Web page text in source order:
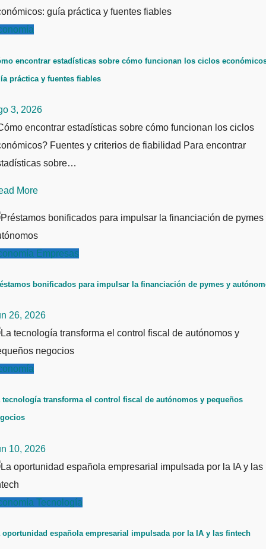
encontrar estadísticas sobre cómo funcionan los ciclos
práctica y fuentes fiables
3, 2026
encontrar estadísticas sobre cómo funcionan los ciclos
Fuentes y criterios de fiabilidad Para encontrar
sobre…
More
Empresas
bonificados para impulsar la financiación de pymes y
26, 2026
tecnología transforma el control fiscal de autónomos y pequeños
10, 2026
Tecnología
oportunidad española empresarial impulsada por la IA y las fintech